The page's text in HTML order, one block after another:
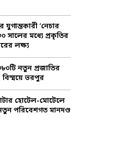
‘নেচার
সালের মধ্যে প্রকৃতির
লক্ষ্য
নতুন প্রজাতির
ভরপুর
হোটেল-মোটেলে
পরিবেশগত মানদণ্ড